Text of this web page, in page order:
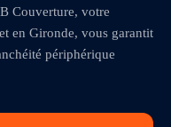
Couverture, votre
et en Gironde, vous garantit
périphérique